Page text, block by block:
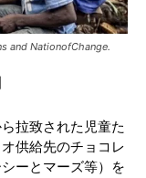
and NationofChange.
拉致された児童た
供給先のチョコレ
ーとマーズ等）を